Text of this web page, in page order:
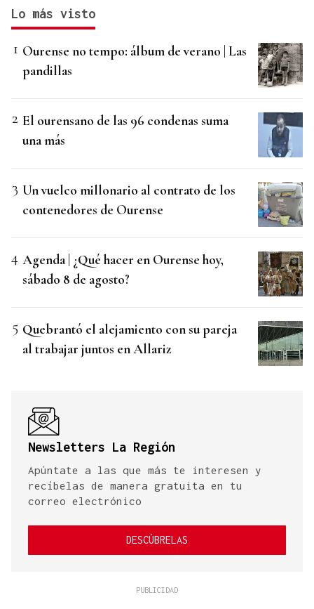
Lo más visto
Ourense no tempo: álbum de verano | Las
pandillas
El ourensano de las 96 condenas suma
una más
Un vuelco millonario al contrato de los
contenedores de Ourense
Agenda | ¿Qué hacer en Ourense hoy,
sábado 8 de agosto?
Quebrantó el alejamiento con su pareja
al trabajar juntos en Allariz
Newsletters La Región
Apúntate a las que más te interesen y
recíbelas de manera gratuita en tu
correo electrónico
DESCÚBRELAS